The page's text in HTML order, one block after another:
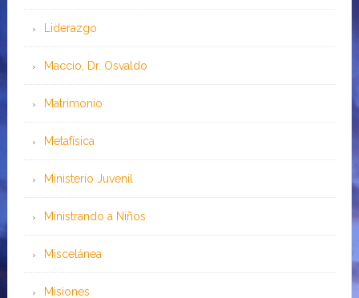
Liderazgo
Maccio, Dr. Osvaldo
Matrimonio
Metafísica
Ministerio Juvenil
Ministrando a Niños
Miscelánea
Misiones